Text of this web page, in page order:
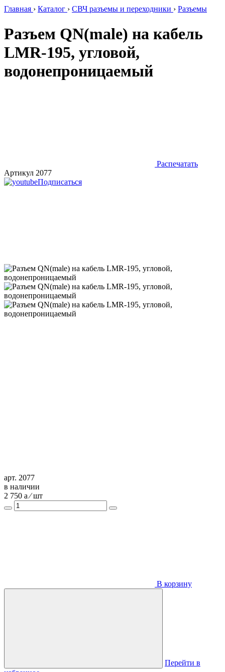
Главная › Каталог › СВЧ разъемы и переходники › Разъемы
Разъем QN(male) на кабель
LMR-195, угловой,
водонепроницаемый
Распечатать
Артикул 2077
Подписаться
арт. 2077
в наличии
2 750 a ⁄ шт
В корзину
Перейти в